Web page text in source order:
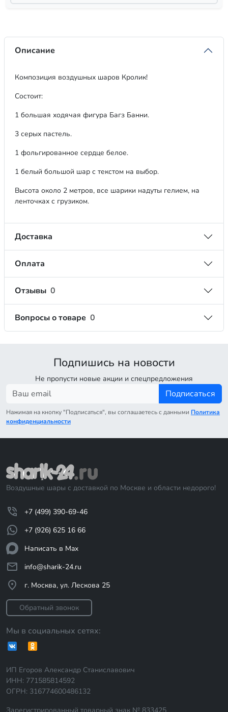
Описание
Композиция воздушных шаров Кролик!
Состоит:
1 большая ходячая фигура Багз Банни.
3 серых пастель.
1 фольгированное сердце белое.
1 белый большой шар с текстом на выбор.
Высота около 2 метров, все шарики надуты гелием, на
ленточках с грузиком.
Доставка
Оплата
Отзывы 0
Вопросы о товаре 0
Подпишись на новости
Не пропусти новые акции и спецпредложения
Подписаться
Нажимая на кнопку "Подписаться", вы соглашаетесь с данными Политика
конфиденциальности
Воздушные шары с доставкой по Москве и области недорого!
+7 (499) 390-69-46
+7 (926) 625 16 66
Написать в Max
info@sharik-24.ru
г. Москва, ул. Лескова 25
Обратный звонок
Мы в социальных сетях:
ИП Егоров Александр Станиславович
ИНН: 771585814592
ОГРН: 316774600486132